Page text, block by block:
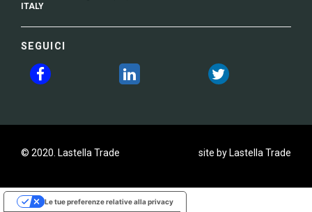
ITALY
SEGUICI
© 2020. Lastella Trade site by Lastella Trade
Le tue preferenze relative alla privacy